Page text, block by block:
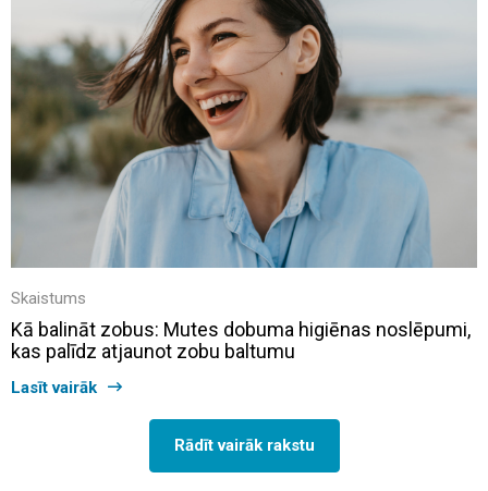
Skaistums
Kā balināt zobus: Mutes dobuma higiēnas noslēpumi,
kas palīdz atjaunot zobu baltumu
Lasīt vairāk
Rādīt vairāk rakstu